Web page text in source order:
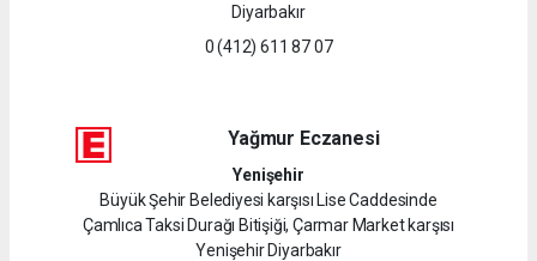
Diyarbakır
0 (412) 611 87 07
Yağmur Eczanesi
Yenişehir
Büyük Şehir Belediyesi karşısı Lise Caddesinde
Çamlıca Taksi Durağı Bitişiği, Çarmar Market karşısı
Yenişehir Diyarbakır